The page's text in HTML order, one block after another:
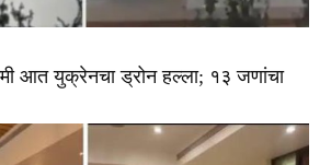
आत युक्रेनचा ड्रोन हल्ला; १३ जणांचा